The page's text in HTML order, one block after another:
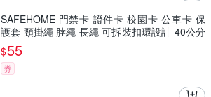
SAFEHOME 門禁卡 證件卡 校園卡 公車卡 保
護套 頸掛繩 脖繩 長繩 可拆裝扣環設計 40公分
長 (恕不接受指定顏色出貨) CPA032
$55
券